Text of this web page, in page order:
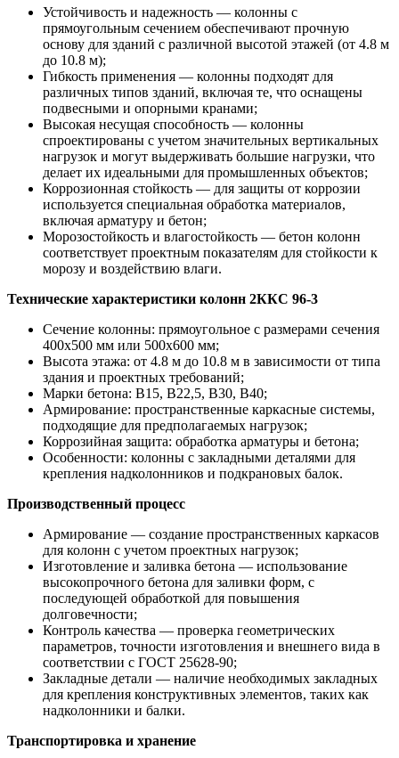
Устойчивость и надежность — колонны с
прямоугольным сечением обеспечивают прочную
основу для зданий с различной высотой этажей (от 4.8 м
до 10.8 м);
Гибкость применения — колонны подходят для
различных типов зданий, включая те, что оснащены
подвесными и опорными кранами;
Высокая несущая способность — колонны
спроектированы с учетом значительных вертикальных
нагрузок и могут выдерживать большие нагрузки, что
делает их идеальными для промышленных объектов;
Коррозионная стойкость — для защиты от коррозии
используется специальная обработка материалов,
включая арматуру и бетон;
Морозостойкость и влагостойкость — бетон колонн
соответствует проектным показателям для стойкости к
морозу и воздействию влаги.
Технические характеристики колонн 2ККС 96-3
Сечение колонны: прямоугольное с размерами сечения
400х500 мм или 500х600 мм;
Высота этажа: от 4.8 м до 10.8 м в зависимости от типа
здания и проектных требований;
Марки бетона: В15, В22,5, В30, В40;
Армирование: пространственные каркасные системы,
подходящие для предполагаемых нагрузок;
Коррозийная защита: обработка арматуры и бетона;
Особенности: колонны с закладными деталями для
крепления надколонников и подкрановых балок.
Производственный процесс
Армирование — создание пространственных каркасов
для колонн с учетом проектных нагрузок;
Изготовление и заливка бетона — использование
высокопрочного бетона для заливки форм, с
последующей обработкой для повышения
долговечности;
Контроль качества — проверка геометрических
параметров, точности изготовления и внешнего вида в
соответствии с ГОСТ 25628-90;
Закладные детали — наличие необходимых закладных
для крепления конструктивных элементов, таких как
надколонники и балки.
Транспортировка и хранение